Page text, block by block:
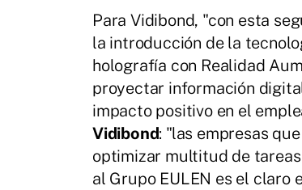
Para Vidibond, "con esta
la introducción de la
holografía con Realidad
proyectar información
impacto positivo en el
Vidibond: "las empresas
optimizar multitud de
al Grupo EULEN es el claro